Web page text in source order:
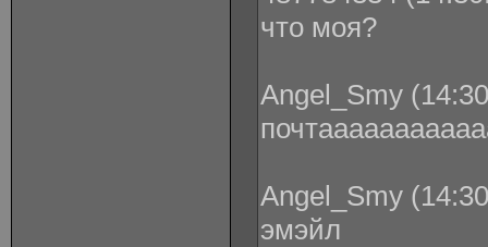
что моя?
Angel_Smy
Angel_Smy
эмэйл